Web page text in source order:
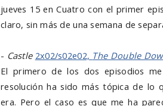
jueves 15 en Cuatro con el primer
claro, sin más de una semana de
- Castle 2x02/s02e02, The Double
El primero de los dos episodios
resolución ha sido más tópica de lo
era. Pero el caso es que me ha